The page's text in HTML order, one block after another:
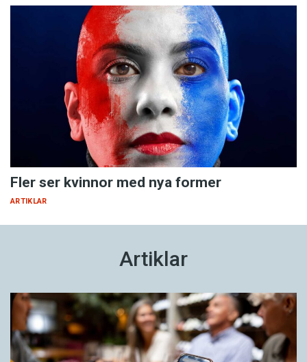
Fler ser kvinnor med nya former
ARTIKLAR
Artiklar